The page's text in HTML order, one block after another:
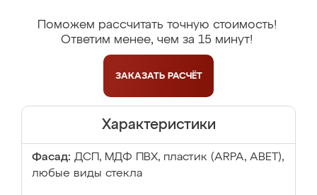
Поможем рассчитать точную стоимость!
Ответим менее, чем за 15 минут!
ЗАКАЗАТЬ РАСЧЁТ
Характеристики
Фасад: ДСП, МДФ ПВХ, пластик (ARPA, ABET),
любые виды стекла